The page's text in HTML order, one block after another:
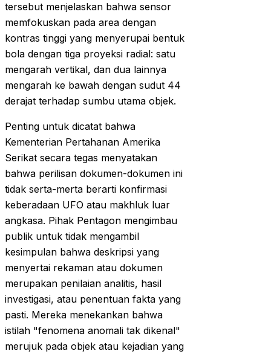
tersebut menjelaskan bahwa sensor
memfokuskan pada area dengan
kontras tinggi yang menyerupai bentuk
bola dengan tiga proyeksi radial: satu
mengarah vertikal, dan dua lainnya
mengarah ke bawah dengan sudut 44
derajat terhadap sumbu utama objek.
Penting untuk dicatat bahwa
Kementerian Pertahanan Amerika
Serikat secara tegas menyatakan
bahwa perilisan dokumen-dokumen ini
tidak serta-merta berarti konfirmasi
keberadaan UFO atau makhluk luar
angkasa. Pihak Pentagon mengimbau
publik untuk tidak mengambil
kesimpulan bahwa deskripsi yang
menyertai rekaman atau dokumen
merupakan penilaian analitis, hasil
investigasi, atau penentuan fakta yang
pasti. Mereka menekankan bahwa
istilah "fenomena anomali tak dikenal"
merujuk pada objek atau kejadian yang